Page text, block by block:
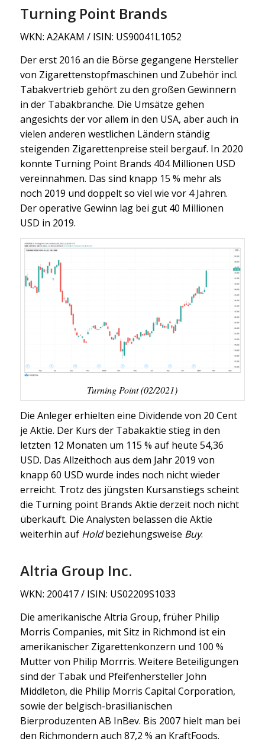
Turning Point Brands
WKN: A2AKAM / ISIN: US90041L1052
Der erst 2016 an die Börse gegangene Hersteller
von Zigarettenstopfmaschinen und Zubehör incl.
Tabakvertrieb gehört zu den großen Gewinnern
in der Tabakbranche. Die Umsätze gehen
angesichts der vor allem in den USA, aber auch in
vielen anderen westlichen Ländern ständig
steigenden Zigarettenpreise steil bergauf. In 2020
konnte Turning Point Brands 404 Millionen USD
vereinnahmen. Das sind knapp 15 % mehr als
noch 2019 und doppelt so viel wie vor 4 Jahren.
Der operative Gewinn lag bei gut 40 Millionen
USD in 2019.
Turning Point (02/2021)
Die Anleger erhielten eine Dividende von 20 Cent
je Aktie. Der Kurs der Tabakaktie stieg in den
letzten 12 Monaten um 115 % auf heute 54,36
USD. Das Allzeithoch aus dem Jahr 2019 von
knapp 60 USD wurde indes noch nicht wieder
erreicht. Trotz des jüngsten Kursanstiegs scheint
die Turning point Brands Aktie derzeit noch nicht
überkauft. Die Analysten belassen die Aktie
weiterhin auf Holdbeziehungsweise Buy.
Altria Group Inc.
WKN: 200417 / ISIN: US02209S1033
Die amerikanische Altria Group, früher Philip
Morris Companies, mit Sitz in Richmond ist ein
amerikanischer Zigarettenkonzern und 100 %
Mutter von Philip Morrris. Weitere Beteiligungen
sind der Tabak und Pfeifenhersteller John
Middleton, die Philip Morris Capital Corporation,
sowie der belgisch-brasilianischen
Bierproduzenten AB InBev. Bis 2007 hielt man bei
den Richmondern auch 87,2 % an KraftFoods.